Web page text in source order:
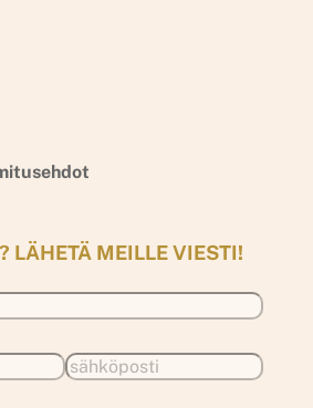
LÄHETÄ MEILLE VIESTI!